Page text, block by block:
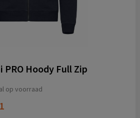
PRO Hoody Full Zip
op voorraad